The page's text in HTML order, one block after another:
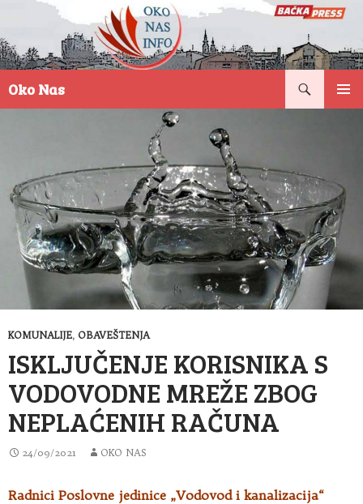
Oko Nas
KOMUNALIJE, OBAVEŠTENJA
ISKLJUČENJE KORISNIKA S
VODOVODNE MREŽE ZBOG
NEPLAĆENIH RAČUNA
24/09/2021 OKO NAS
Radnici Poslovne jedinice „Vodovod i kanalizacija“